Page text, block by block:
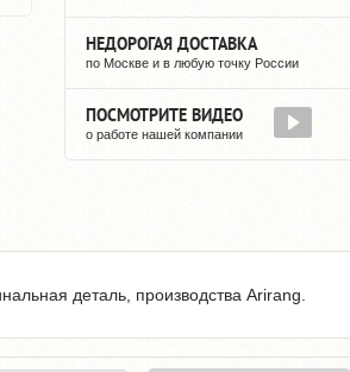
НЕДОРОГАЯ ДОСТАВКА
по Москве и в любую точку России
ПОСМОТРИТЕ ВИДЕО
о работе нашей компании
деталь, производства Arirang.